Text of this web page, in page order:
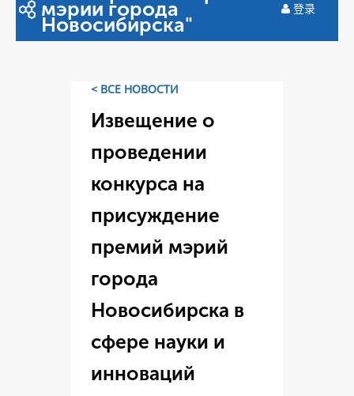
мэрии города
Новосибирска"
登录
< ВСЕ НОВОСТИ
Извещение о
проведении
конкурса на
присуждение
премий мэрий
города
Новосибирска в
сфере науки и
инноваций